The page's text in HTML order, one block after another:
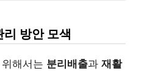
방안 모색
해서는 분리배출과 재활